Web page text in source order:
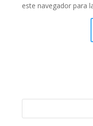
este navegador para